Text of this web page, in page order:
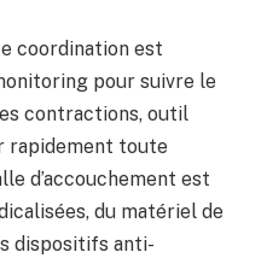
coordination est
pour suivre le
contractions, outil
rapidement toute
d’accouchement est
du matériel de
dispositifs anti-